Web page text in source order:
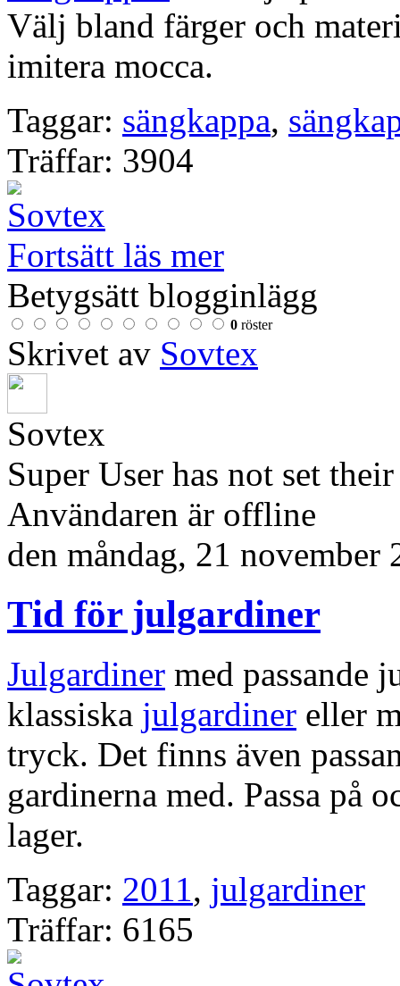
Välj bland färger och
imitera mocca.
Taggar: sängkappa,
Träffar: 3904
Fortsätt läs mer
Betygsätt blogginlägg
0 röster
Skrivet av Sovtex
Sovtex
Super User has not set
Användaren är offline
den måndag, 21 november
Tid för julgardiner
Julgardiner med passande
klassiska julgardiner eller
tryck. Det finns även
gardinerna med. Passa på
lager.
Taggar: 2011, julgardiner
Träffar: 6165